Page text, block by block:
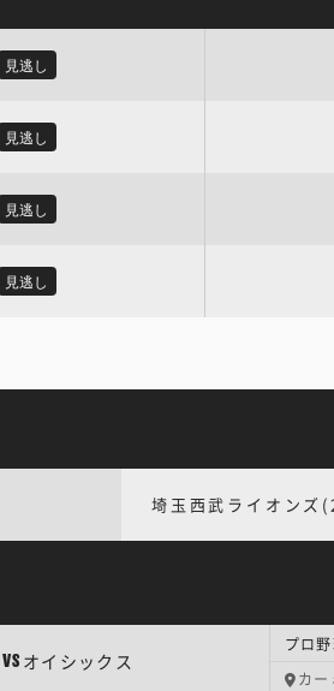
見逃し
見逃し
見逃し
見逃し
埼玉西武ライオンズ
VS オイシックス
プロ
カー